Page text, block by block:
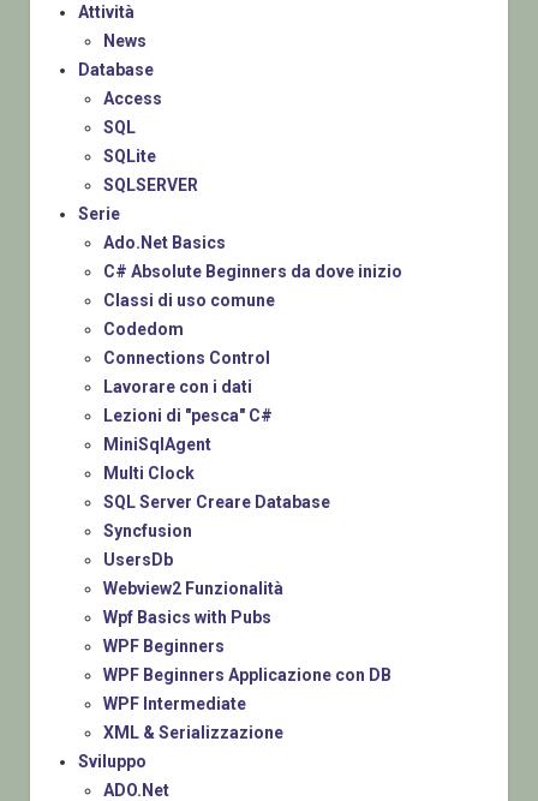
Attività
News
Database
Access
SQL
SQLite
SQLSERVER
Serie
Ado.Net Basics
C# Absolute Beginners da dove inizio
Classi di uso comune
Codedom
Connections Control
Lavorare con i dati
Lezioni di "pesca" C#
MiniSqlAgent
Multi Clock
SQL Server Creare Database
Syncfusion
UsersDb
Webview2 Funzionalità
Wpf Basics with Pubs
WPF Beginners
WPF Beginners Applicazione con DB
WPF Intermediate
XML & Serializzazione
Sviluppo
ADO.Net